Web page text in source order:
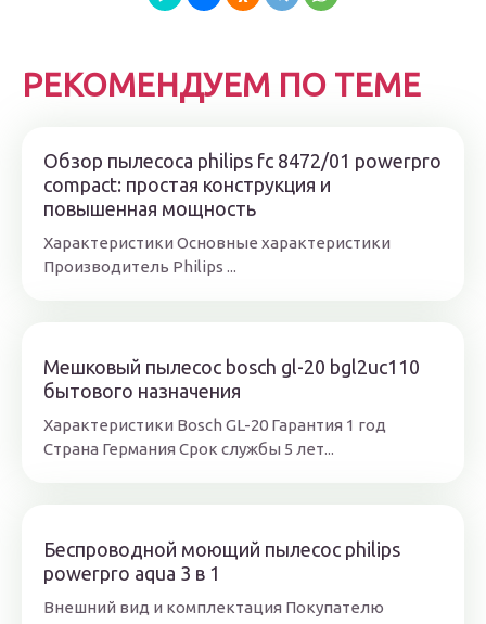
РЕКОМЕНДУЕМ ПО ТЕМЕ
Обзор пылесоса philips fc 8472/01 powerpro
compact: простая конструкция и
повышенная мощность
Характеристики Основные характеристики
Производитель Philips ...
Мешковый пылесос bosch gl-20 bgl2uc110
бытового назначения
Характеристики Bosch GL-20 Гарантия 1 год
Страна Германия Срок службы 5 лет...
Беспроводной моющий пылесос philips
powerpro aqua 3 в 1
Внешний вид и комплектация Покупателю